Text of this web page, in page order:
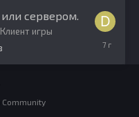
сервером.
Клиент игры
ноября,
2018
Community